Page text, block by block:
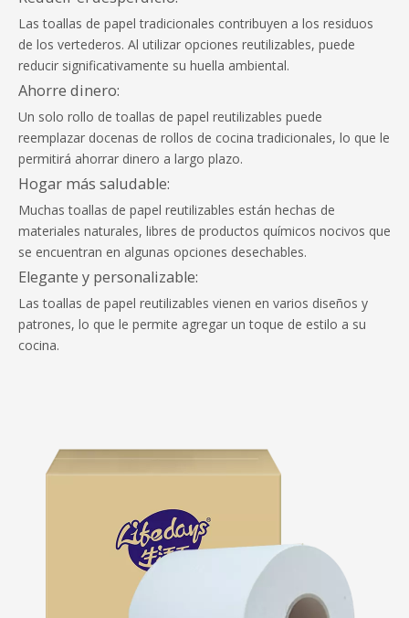
Las toallas de papel tradicionales contribuyen a los residuos
de los vertederos. Al utilizar opciones reutilizables, puede
reducir significativamente su huella ambiental.
Ahorre dinero:
Un solo rollo de toallas de papel reutilizables puede
reemplazar docenas de rollos de cocina tradicionales, lo que le
permitirá ahorrar dinero a largo plazo.
Hogar más saludable:
Muchas toallas de papel reutilizables están hechas de
materiales naturales, libres de productos químicos nocivos que
se encuentran en algunas opciones desechables.
Elegante y personalizable:
Las toallas de papel reutilizables vienen en varios diseños y
patrones, lo que le permite agregar un toque de estilo a su
cocina.